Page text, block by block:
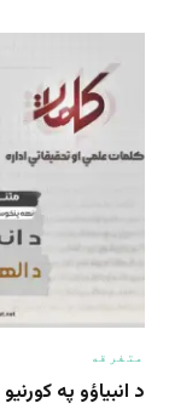
متفرقه
د انبیاؤو په